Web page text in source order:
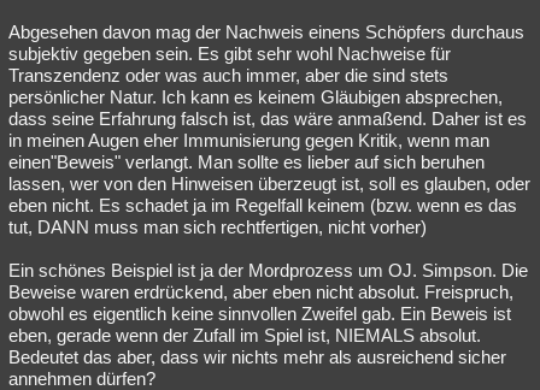
Abgesehen davon mag der Nachweis einens Schöpfers durchaus
subjektiv gegeben sein. Es gibt sehr wohl Nachweise für
Transzendenz oder was auch immer, aber die sind stets
persönlicher Natur. Ich kann es keinem Gläubigen absprechen,
dass seine Erfahrung falsch ist, das wäre anmaßend. Daher ist es
in meinen Augen eher Immunisierung gegen Kritik, wenn man
einen"Beweis" verlangt. Man sollte es lieber auf sich beruhen
lassen, wer von den Hinweisen überzeugt ist, soll es glauben, oder
eben nicht. Es schadet ja im Regelfall keinem (bzw. wenn es das
tut, DANN muss man sich rechtfertigen, nicht vorher)
Ein schönes Beispiel ist ja der Mordprozess um OJ. Simpson. Die
Beweise waren erdrückend, aber eben nicht absolut. Freispruch,
obwohl es eigentlich keine sinnvollen Zweifel gab. Ein Beweis ist
eben, gerade wenn der Zufall im Spiel ist, NIEMALS absolut.
Bedeutet das aber, dass wir nichts mehr als ausreichend sicher
annehmen dürfen?